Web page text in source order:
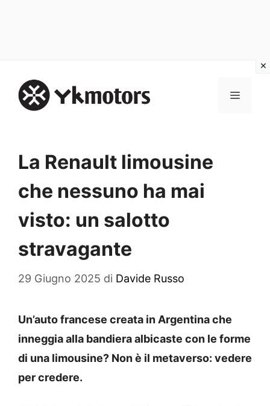
contenuto
MENU
La Renault limousine
che nessuno ha mai
visto: un salotto
stravagante
29 Giugno 2025 di Davide Russo
Un’auto francese creata in Argentina che
inneggia alla bandiera albicaste con le forme
di una limousine? Non è il metaverso: vedere
per credere.